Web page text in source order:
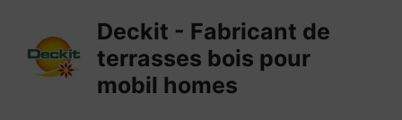
contenu
Deckit - Fabricant de
terrasses bois pour
mobil homes